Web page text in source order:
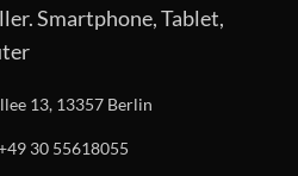
Smartphone, Tablet,
13, 13357 Berlin
30 55618055